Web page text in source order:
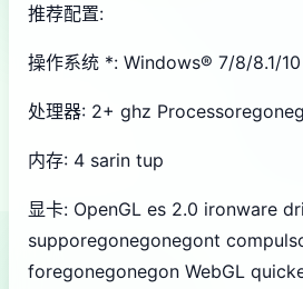
推荐配置:
操作系统 *: Windows® 7/8/8.1/10
处理器: 2+ ghz
内存: 4 sarin tup
显卡: OpenGL es 2.0 ironware
supporegonegonegont
foregonegonegon WebGL